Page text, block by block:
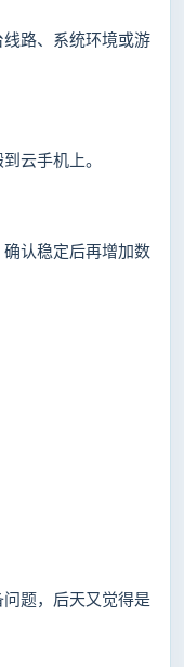
路、系统环境或游
云手机上。
认稳定后再增加数
题，后天又觉得是